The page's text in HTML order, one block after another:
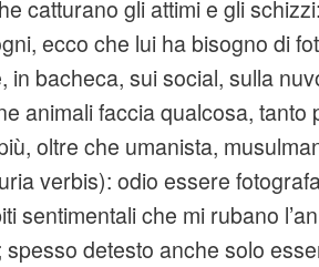
catturano gli attimi e gli
ecco che lui ha bisogno di
in bacheca, sui social, sulla
animali faccia qualcosa,
oltre che umanista,
verbis): odio essere
sentimentali che mi rubano
spesso detesto anche solo